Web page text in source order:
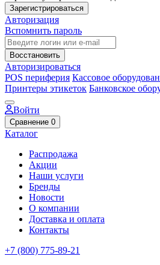
Зарегистрироваться
Авторизация
Вспомнить пароль
Восстановить
Авторизироваться
POS периферия Кассовое
Принтеры этикеток Банковское
Войти
Сравнение 0
Каталог
Распродажа
Акции
Наши услуги
Бренды
Новости
О компании
Доставка и оплата
Контакты
+7 (800) 775-89-21